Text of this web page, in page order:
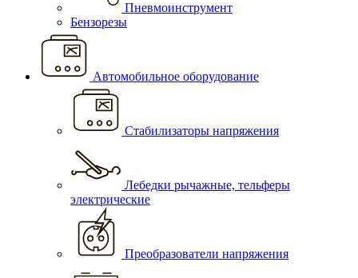
Пневмоинструмент
Бензорезы
Автомобильное оборудование
Стабилизаторы напряжения
Лебедки рычажные, тельферы
электрические
Преобразователи напряжения